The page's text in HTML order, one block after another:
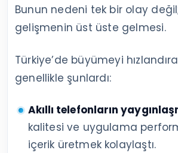
Bunun nedeni tek bir olay
gelişmenin üst üste gelmesi.
Türkiye’de büyümeyi
genellikle şunlardı:
Akıllı telefonların
kalitesi ve uygulama
içerik üretmek kolaylaştı.